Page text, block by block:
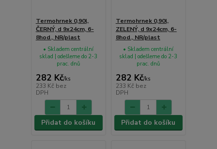
Termohrnek 0,90l,
ČERNÝ, d 9x24cm, 6-
8hod., NR/plast
282 Kč/ks
233 Kč bez
DPH
• Skladem centrální
sklad | odešleme do 2-3
prac. dnů
Přidat do košíku
Termohrnek 0,90l,
ZELENÝ, d 9x24cm, 6-
8hod., NR/plast
282 Kč/ks
233 Kč bez
DPH
• Skladem centrální
sklad | odešleme do 2-3
prac. dnů
Přidat do košíku